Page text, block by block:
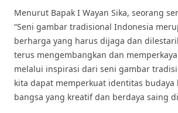
Menurut Bapak I Wayan Sika, seorang
“Seni gambar tradisional Indonesia
berharga yang harus dijaga dan
terus mengembangkan dan
melalui inspirasi dari seni gambar
kita dapat memperkuat identitas budaya
bangsa yang kreatif dan berdaya saing